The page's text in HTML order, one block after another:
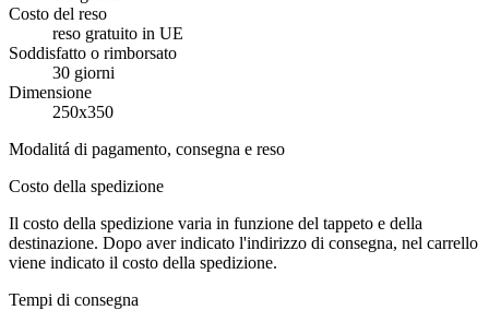
Costo del reso
reso gratuito in UE
Soddisfatto o rimborsato
30 giorni
Dimensione
250x350
Modalitá di pagamento, consegna e reso
Costo della spedizione
Il costo della spedizione varia in funzione del tappeto e della
destinazione. Dopo aver indicato l'indirizzo di consegna, nel carrello
viene indicato il costo della spedizione.
Tempi di consegna